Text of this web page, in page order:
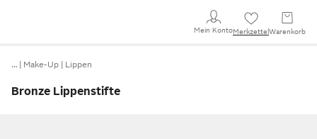
Mein KontoMerkzettel Warenkorb
… Make-Up Lippen
Bronze Lippenstifte